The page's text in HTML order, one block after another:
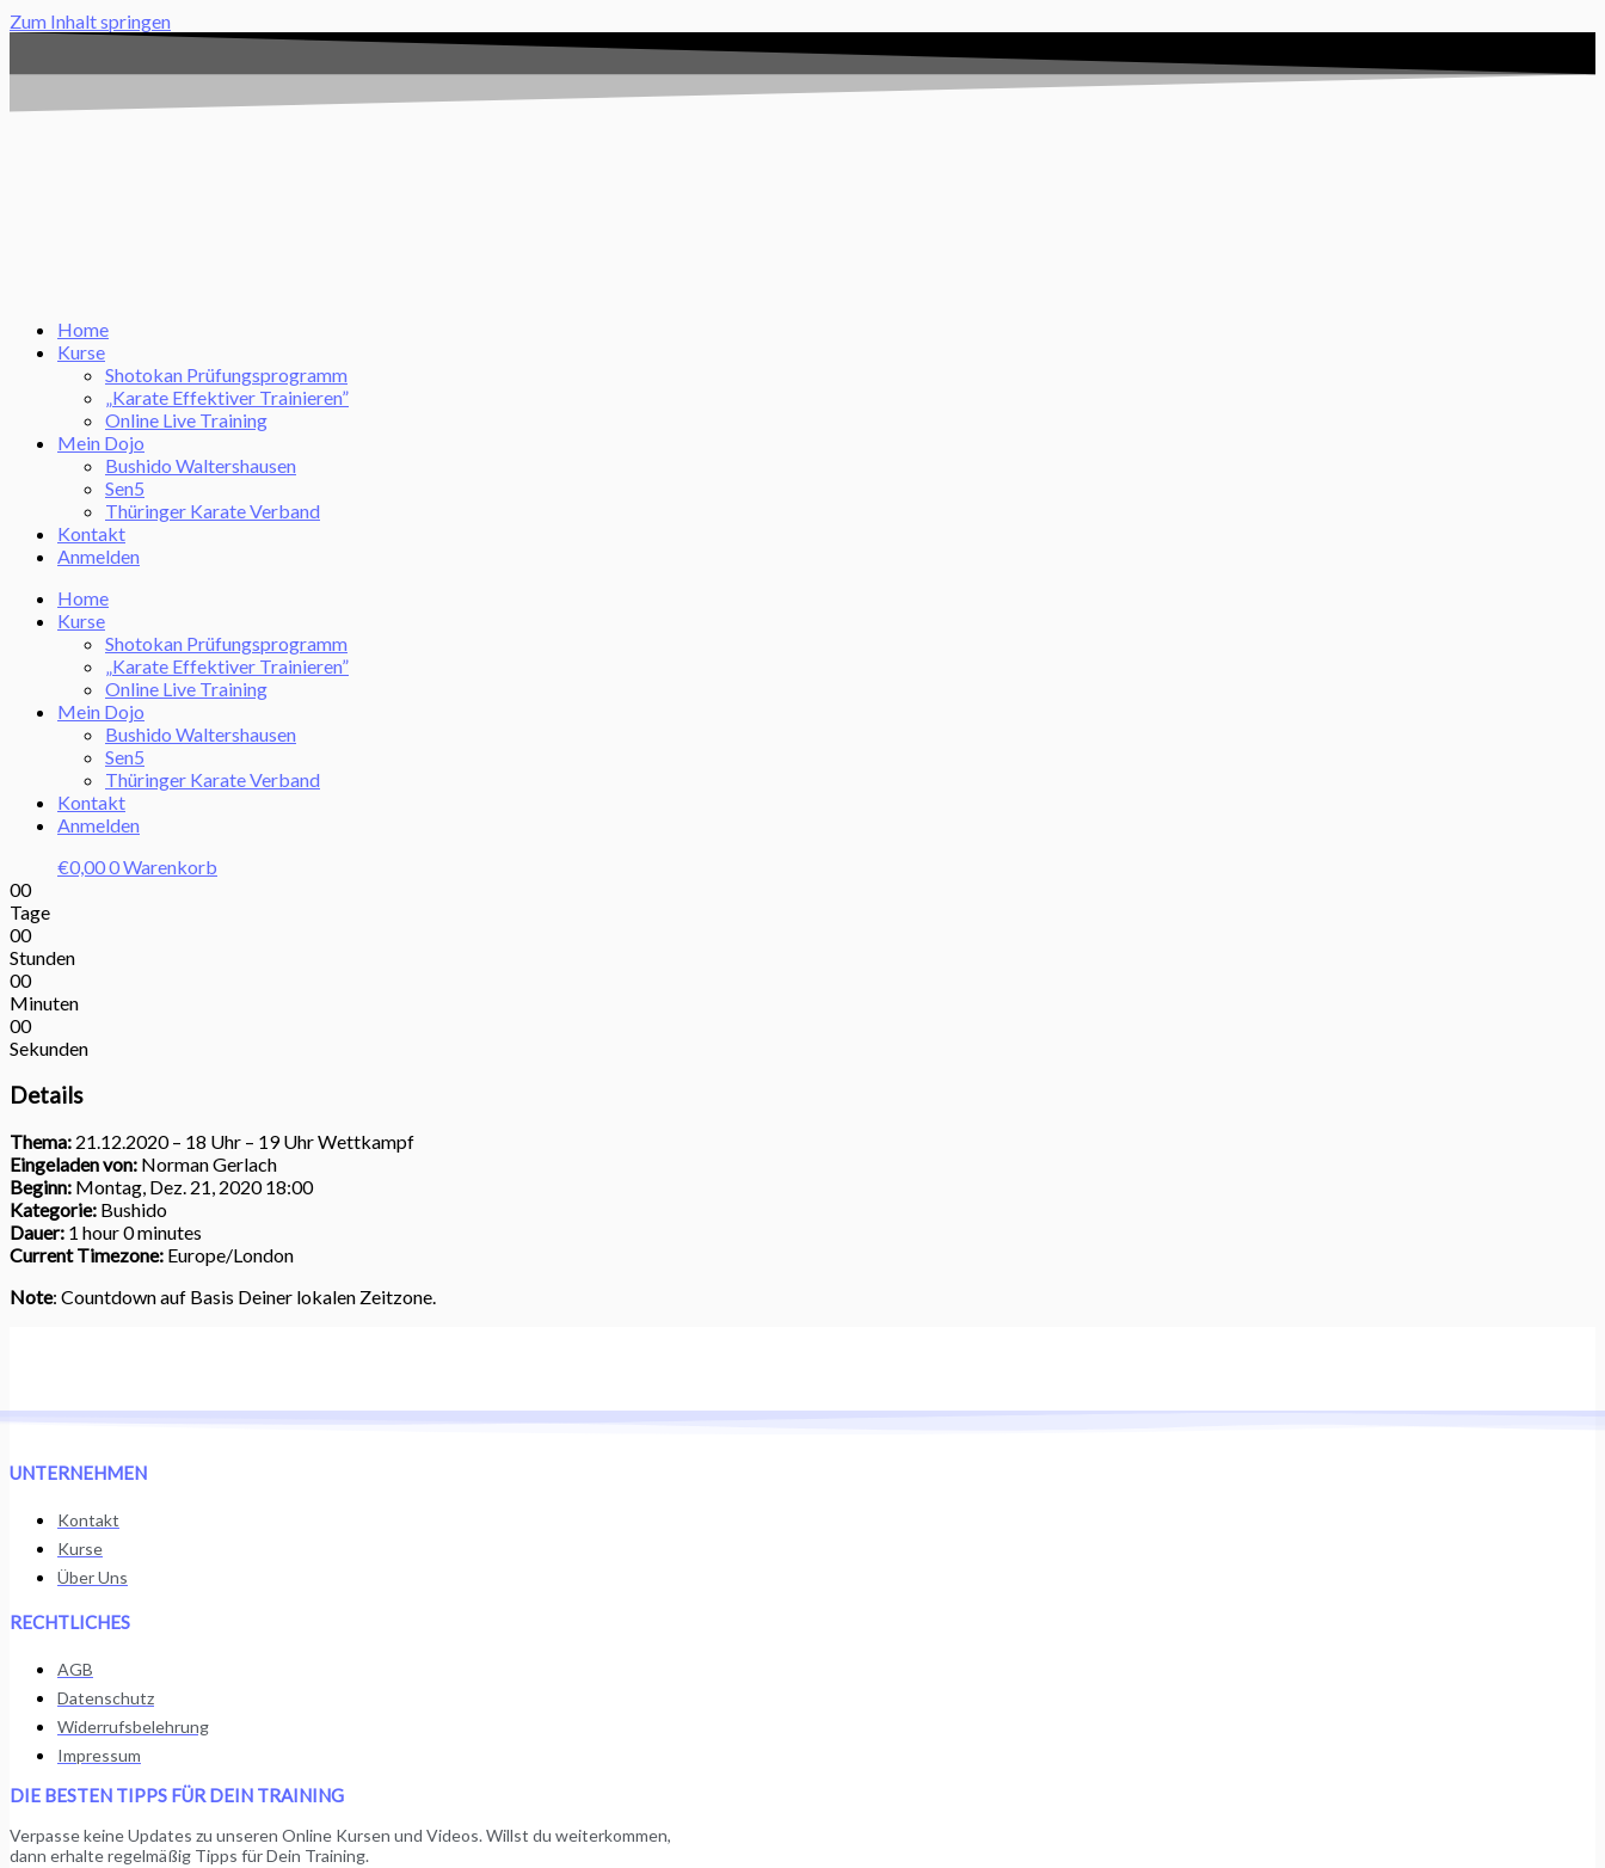
Zum Inhalt springen
Home
Kurse
Shotokan Prüfungsprogramm
„Karate Effektiver Trainieren”
Online Live Training
Mein Dojo
Bushido Waltershausen
Sen5
Thüringer Karate Verband
Kontakt
Anmelden
Home
Kurse
Shotokan Prüfungsprogramm
„Karate Effektiver Trainieren”
Online Live Training
Mein Dojo
Bushido Waltershausen
Sen5
Thüringer Karate Verband
Kontakt
Anmelden
€0,000Warenkorb
00
Tage
00
Stunden
00
Minuten
00
Sekunden
Details
Thema: 21.12.2020 – 18 Uhr – 19 Uhr Wettkampf
Eingeladen von: Norman Gerlach
Beginn: Montag, Dez. 21, 2020 18:00
Kategorie: Bushido
Dauer: 1 hour 0 minutes
Current Timezone: Europe/London
Note: Countdown auf Basis Deiner lokalen Zeitzone.
UNTERNEHMEN
Kontakt
Kurse
Über Uns
RECHTLICHES
AGB
Datenschutz
Widerrufsbelehrung
Impressum
DIE BESTEN TIPPS FÜR DEIN TRAINING
Verpasse keine Updates zu unseren Online Kursen und Videos. Willst du weiterkommen,
dann erhalte regelmäßig Tipps für Dein Training.